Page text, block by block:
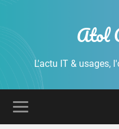
Atol
L'actu IT & usages,